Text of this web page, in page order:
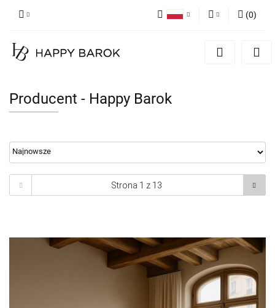
Zaloguj się
Zgody cookies
(0)
Producent - Happy Barok